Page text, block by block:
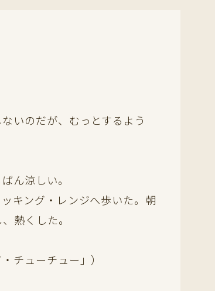
いのだが、むっとするよう
ん涼しい。
キング・レンジへ歩いた。朝
熱くした。
チューチュー」）